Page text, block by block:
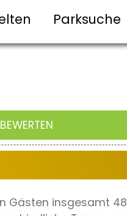
Parksuche
Gästen insgesamt 48